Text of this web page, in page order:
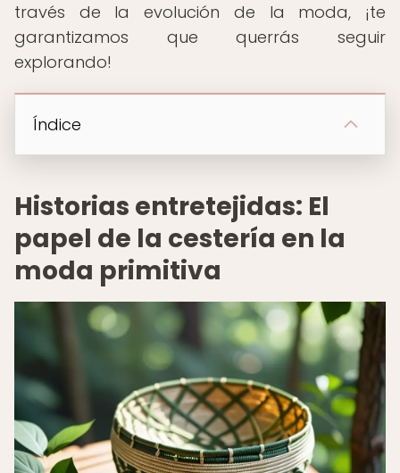
través de la evolución de la moda, ¡te
garantizamos que querrás seguir
explorando!
Índice
Historias entretejidas: El
papel de la cestería en la
moda primitiva